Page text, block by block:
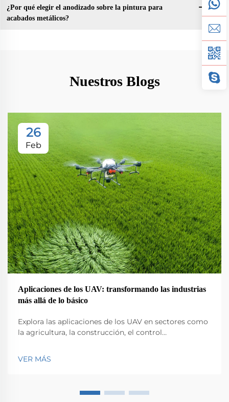
¿Por qué elegir el anodizado sobre la pintura para
acabados metálicos?
Nuestros Blogs
26
Feb
Aplicaciones de los UAV: transformando las industrias
más allá de lo básico
Explora las aplicaciones de los UAV en sectores como
la agricultura, la construcción, el control
Descubre su impacto en la eficiencia y la innovación.
VER MÁS